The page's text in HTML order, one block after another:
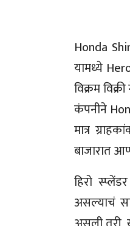
Honda
यामध्ये
विक्रम
कंपनीने
मात्र
बाजारात
हिरो
असल्याचं